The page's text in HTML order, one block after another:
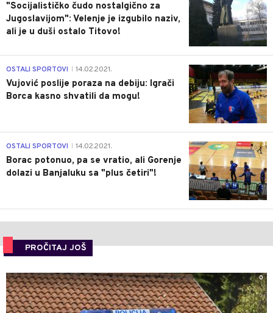
"Socijalističko čudo nostalgično za
Jugoslavijom": Velenje je izgubilo naziv,
ali je u duši ostalo Titovo!
1
OSTALI SPORTOVI 14.02.2021.
Vujović poslije poraza na debiju: Igrači
Borca kasno shvatili da mogu!
3
OSTALI SPORTOVI 14.02.2021.
Borac potonuo, pa se vratio, ali Gorenje
dolazi u Banjaluku sa "plus četiri"!
PROČITAJ JOŠ
0